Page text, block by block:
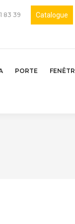
83 39 Catalogue
PORTE